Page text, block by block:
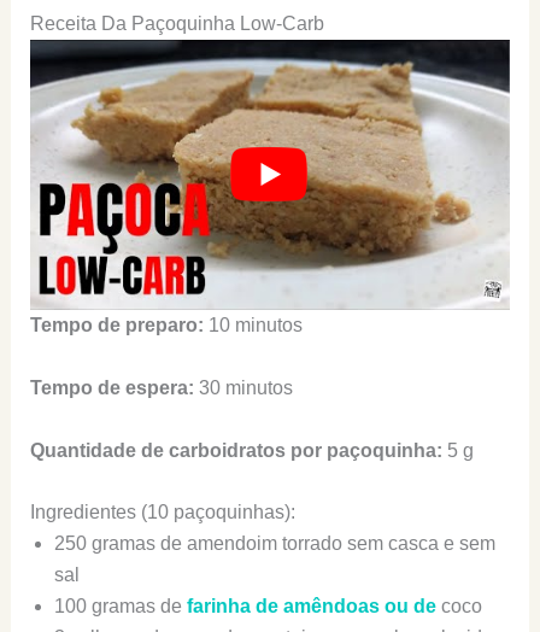
Receita Da Paçoquinha Low-Carb
Tempo de preparo: 10 minutos
Tempo de espera: 30 minutos
Quantidade de carboidratos por paçoquinha: 5 g
Ingredientes (10 paçoquinhas):
250 gramas de amendoim torrado sem casca e sem
sal
100 gramas de farinha de amêndoas ou decoco